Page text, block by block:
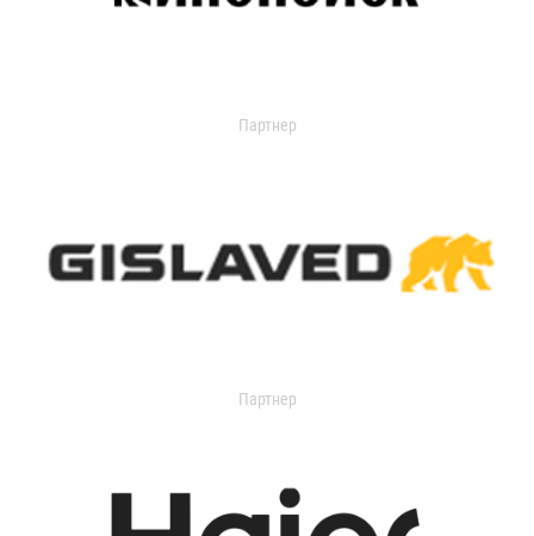
Партнер
Партнер